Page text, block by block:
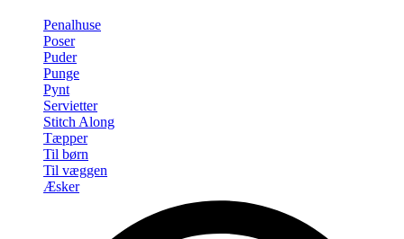
Penalhuse
Poser
Puder
Punge
Pynt
Servietter
Stitch Along
Tæpper
Til børn
Til væggen
Æsker